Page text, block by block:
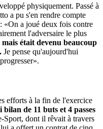
physiquement. Passé à
a pu s'en rendre compte
«On a joué deux fois contre
l'adversaire le plus
était devenu beaucoup
Je pense qu'aujourd'hui
efforts à la fin de l'exercice
bilan de 11 buts et 4 passes
Sport, dont il rêvait à travers